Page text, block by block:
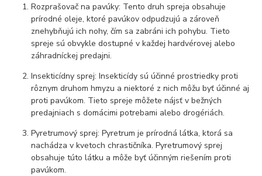
Rozprašovač na pavúky: Tento druh spreja obsahuje
prírodné oleje, ktoré pavúkov odpudzujú a zároveň
znehybňujú ich nohy, čím sa zabráni ich pohybu. Tieto
spreje sú obvykle dostupné v každej hardvérovej alebo
záhradníckej predajni.
Insekticídny sprej: Insekticídy sú účinné prostriedky proti
rôznym druhom hmyzu a niektoré z nich môžu byť účinné aj
proti pavúkom. Tieto spreje môžete nájsť v bežných
predajniach s domácimi potrebami alebo drogériách.
Pyretrumový sprej: Pyretrum je prírodná látka, ktorá sa
nachádza v kvetoch chrastičníka. Pyretrumový sprej
obsahuje túto látku a môže byť účinným riešením proti
pavúkom.